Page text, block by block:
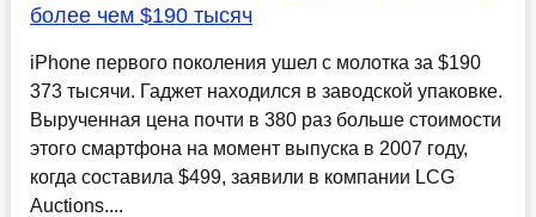
более чем $190 тысяч
iPhone первого поколения ушел с молотка за $190
373 тысячи. Гаджет находился в заводской упаковке.
Вырученная цена почти в 380 раз больше стоимости
этого смартфона на момент выпуска в 2007 году,
когда составила $499, заявили в компании LCG
Auctions....